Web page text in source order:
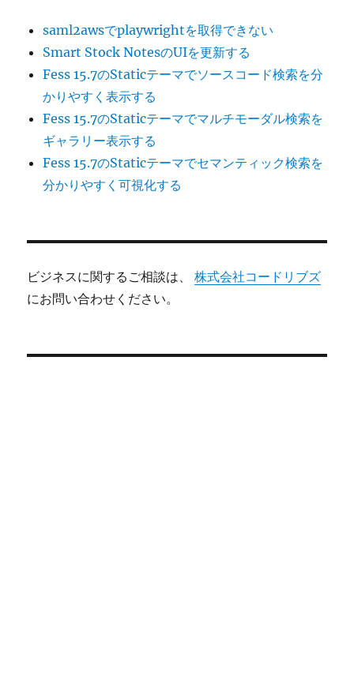
saml2awsでplaywrightを取得できない
Smart Stock NotesのUIを更新する
Fess 15.7のStaticテーマでソースコード検索を分
かりやすく表示する
Fess 15.7のStaticテーマでマルチモーダル検索を
ギャラリー表示する
Fess 15.7のStaticテーマでセマンティック検索を
分かりやすく可視化する
ビジネスに関するご相談は、株式会社コードリブズ
にお問い合わせください。